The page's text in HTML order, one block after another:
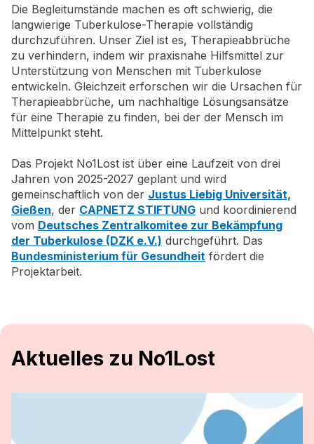
Die Begleitumstände machen es oft schwierig, die
langwierige Tuberkulose-Therapie vollständig
durchzuführen. Unser Ziel ist es, Therapieabbrüche
zu verhindern, indem wir praxisnahe Hilfsmittel zur
Unterstützung von Menschen mit Tuberkulose
entwickeln. Gleichzeit erforschen wir die Ursachen für
Therapieabbrüche, um nachhaltige Lösungsansätze
für eine Therapie zu finden, bei der der Mensch im
Mittelpunkt steht.
Das Projekt No1Lost ist über eine Laufzeit von drei
Jahren von 2025-2027 geplant und wird
gemeinschaftlich von der Justus Liebig Universität,
Gießen, der CAPNETZ STIFTUNG und koordinierend
vom Deutsches Zentralkomitee zur Bekämpfung
der Tuberkulose (DZK e.V.) durchgeführt. Das
Bundesministerium für Gesundheit fördert die
Projektarbeit.
Aktuelles zu No1Lost